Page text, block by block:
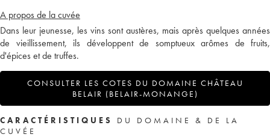
A propos de la cuvée
Dans leur jeunesse, les vins sont austères, mais après quelques années
de vieillissement, ils développent de somptueux arômes de fruits,
d'épices et de truffes.
CONSULTER LES COTES DU DOMAINE CHÂTEAU
BELAIR (BELAIR-MONANGE)
CARACTÉRISTIQUES
DU DOMAINE & DE LA
CUVÉE